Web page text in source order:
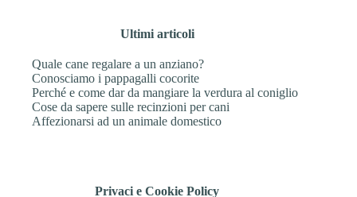
Ultimi articoli
Quale cane regalare a un anziano?
Conosciamo i pappagalli cocorite
Perché e come dar da mangiare la verdura al coniglio
Cose da sapere sulle recinzioni per cani
Affezionarsi ad un animale domestico
Privaci e Cookie Policy